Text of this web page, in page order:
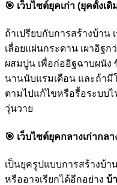
🎯 เว็บไซต์ยุคเก่า (ยุคดั้งเ
ถ้าเปรียบกับการสร้างบ้าน
เลื่อยแผ่นกระดาน เผาอิฐ
ผสมปูน เพื่อก่ออิฐฉาบผนัง
นานนับแรมเดือน และถ้ามี
ตามไปแก้ไขหรือรื้อระบบ
วุ่นวาย
🎯 เว็บไซต์ยุคกลางเก่ากล
เป็นยุครูปแบบการสร้างบ้
หรืออาจเรียกได้อีกอย่าง บ้